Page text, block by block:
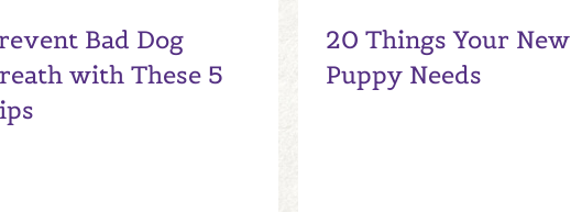
Bad Dog
with These 5
20 Things Your New
Puppy Needs